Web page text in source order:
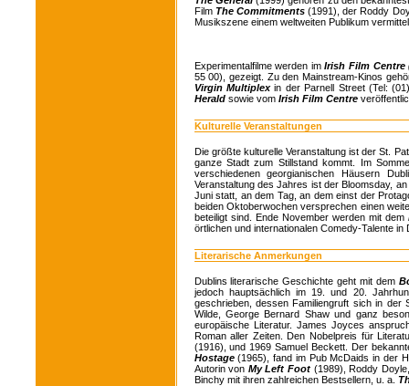
Film The Commitments(1991), der Roddy
Musikszene einem weltweiten Publikum
Experimentalfilme werden imIrish Film Centre
55 00), gezeigt. Zu den Mainstream-Kinos
Virgin Multiplexin der Parnell Street (Tel:
Herald sowie vom Irish Film Centre
Kulturelle Veranstaltungen
Die größte kulturelle Veranstaltung ist der St.
ganze Stadt zum Stillstand kommt. Im
verschiedenen georgianischen Häusern
Veranstaltung des Jahres ist der Bloomsday,
Juni statt, an dem Tag, an dem einst der
beiden Oktoberwochen versprechen einen
beteiligt sind. Ende November werden mit dem
örtlichen und internationalen Comedy-Talente in
Literarische Anmerkungen
Dublins literarische Geschichte geht mit dem
jedoch hauptsächlich im 19. und 20.
geschrieben, dessen Familiengruft sich in
Wilde, George Bernard Shaw und ganz
europäische Literatur. James Joyces
Roman aller Zeiten. Den Nobelpreis für
(1916), und 1969 Samuel Beckett. Der
Hostage(1965), fand im Pub McDaids in der
Autorin von My Left Foot (1989), Roddy
Binchy mit ihren zahlreichen Bestsellern, u. a.